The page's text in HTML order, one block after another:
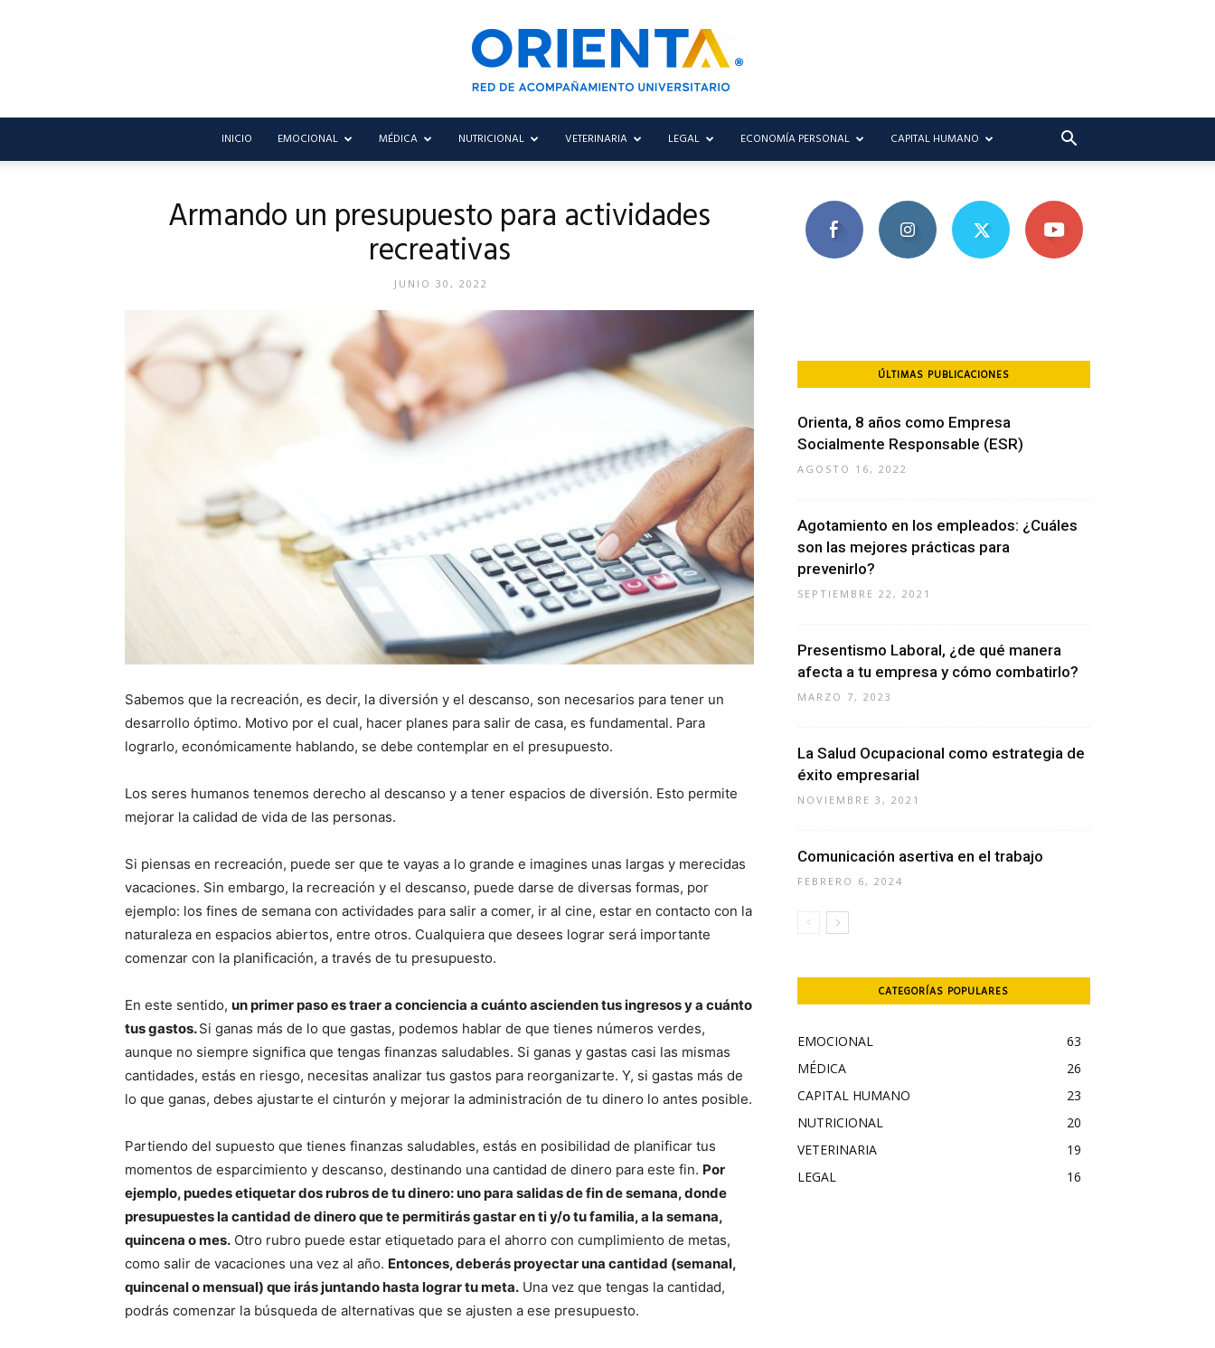
INICIO EMOCIONAL MÉDICA NUTRICIONAL VETERINARIA LEGAL ECONOMÍA PERSONAL CAPITAL HUMANO
Armando un presupuesto para actividades
recreativas
JUNIO 30, 2022
Sabemos que la recreación, es decir, la diversión y el descanso, son necesarios para tener un
desarrollo óptimo. Motivo por el cual, hacer planes para salir de casa, es fundamental. Para
lograrlo, económicamente hablando, se debe contemplar en el presupuesto.
Los seres humanos tenemos derecho al descanso y a tener espacios de diversión. Esto permite
mejorar la calidad de vida de las personas.
Si piensas en recreación, puede ser que te vayas a lo grande e imagines unas largas y merecidas
vacaciones. Sin embargo, la recreación y el descanso, puede darse de diversas formas, por
ejemplo: los fines de semana con actividades para salir a comer, ir al cine, estar en contacto con la
naturaleza en espacios abiertos, entre otros. Cualquiera que desees lograr será importante
comenzar con la planificación, a través de tu presupuesto.
En este sentido, un primer paso es traer a conciencia a cuánto ascienden tus ingresos y a cuánto
tus gastos.Si ganas más de lo que gastas, podemos hablar de que tienes números verdes,
aunque no siempre significa que tengas finanzas saludables. Si ganas y gastas casi las mismas
cantidades, estás en riesgo, necesitas analizar tus gastos para reorganizarte. Y, si gastas más de
lo que ganas, debes ajustarte el cinturón y mejorar la administración de tu dinero lo antes posible.
Partiendo del supuesto que tienes finanzas saludables, estás en posibilidad de planificar tus
momentos de esparcimiento y descanso, destinando una cantidad de dinero para este fin. Por
ejemplo, puedes etiquetar dos rubros de tu dinero: uno para salidas de fin de semana, donde
presupuestes la cantidad de dinero que te permitirás gastar en ti y/o tu familia, a la semana,
quincena o mes. Otro rubro puede estar etiquetado para el ahorro con cumplimiento de metas,
como salir de vacaciones una vez al año. Entonces, deberás proyectar una cantidad (semanal,
quincenal o mensual) que irás juntando hasta lograr tu meta. Una vez que tengas la cantidad,
podrás comenzar la búsqueda de alternativas que se ajusten a ese presupuesto.
ÚLTIMAS PUBLICACIONES
Orienta, 8 años como Empresa
Socialmente Responsable (ESR)
AGOSTO 16, 2022
Agotamiento en los empleados: ¿Cuáles
son las mejores prácticas para
prevenirlo?
SEPTIEMBRE 22, 2021
Presentismo Laboral, ¿de qué manera
afecta a tu empresa y cómo combatirlo?
MARZO 7, 2023
La Salud Ocupacional como estrategia de
éxito empresarial
NOVIEMBRE 3, 2021
Comunicación asertiva en el trabajo
FEBRERO 6, 2024
CATEGORÍAS POPULARES
EMOCIONAL
63
MÉDICA
26
CAPITAL HUMANO
23
NUTRICIONAL
20
VETERINARIA
19
LEGAL
16